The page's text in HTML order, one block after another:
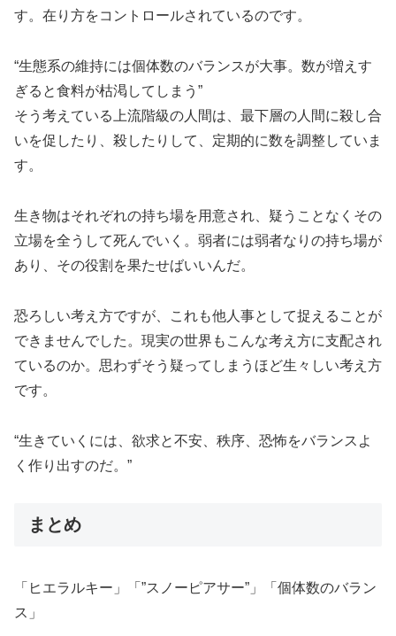
す。在り方をコントロールされているのです。
“生態系の維持には個体数のバランスが大事。数が増えす
ぎると食料が枯渇してしまう”
そう考えている上流階級の人間は、最下層の人間に殺し合
いを促したり、殺したりして、定期的に数を調整していま
す。
生き物はそれぞれの持ち場を用意され、疑うことなくその
立場を全うして死んでいく。弱者には弱者なりの持ち場が
あり、その役割を果たせばいいんだ。
恐ろしい考え方ですが、これも他人事として捉えることが
できませんでした。現実の世界もこんな考え方に支配され
ているのか。思わずそう疑ってしまうほど生々しい考え方
です。
“生きていくには、欲求と不安、秩序、恐怖をバランスよ
く作り出すのだ。”
まとめ
「ヒエラルキー」「”スノーピアサー”」「個体数のバラン
ス」